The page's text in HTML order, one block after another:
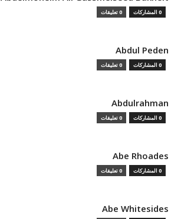
0 المشاركات 0 تعليقات
Abdul Peden
0 المشاركات 0 تعليقات
Abdulrahman
0 المشاركات 0 تعليقات
Abe Rhoades
0 المشاركات 0 تعليقات
Abe Whitesides